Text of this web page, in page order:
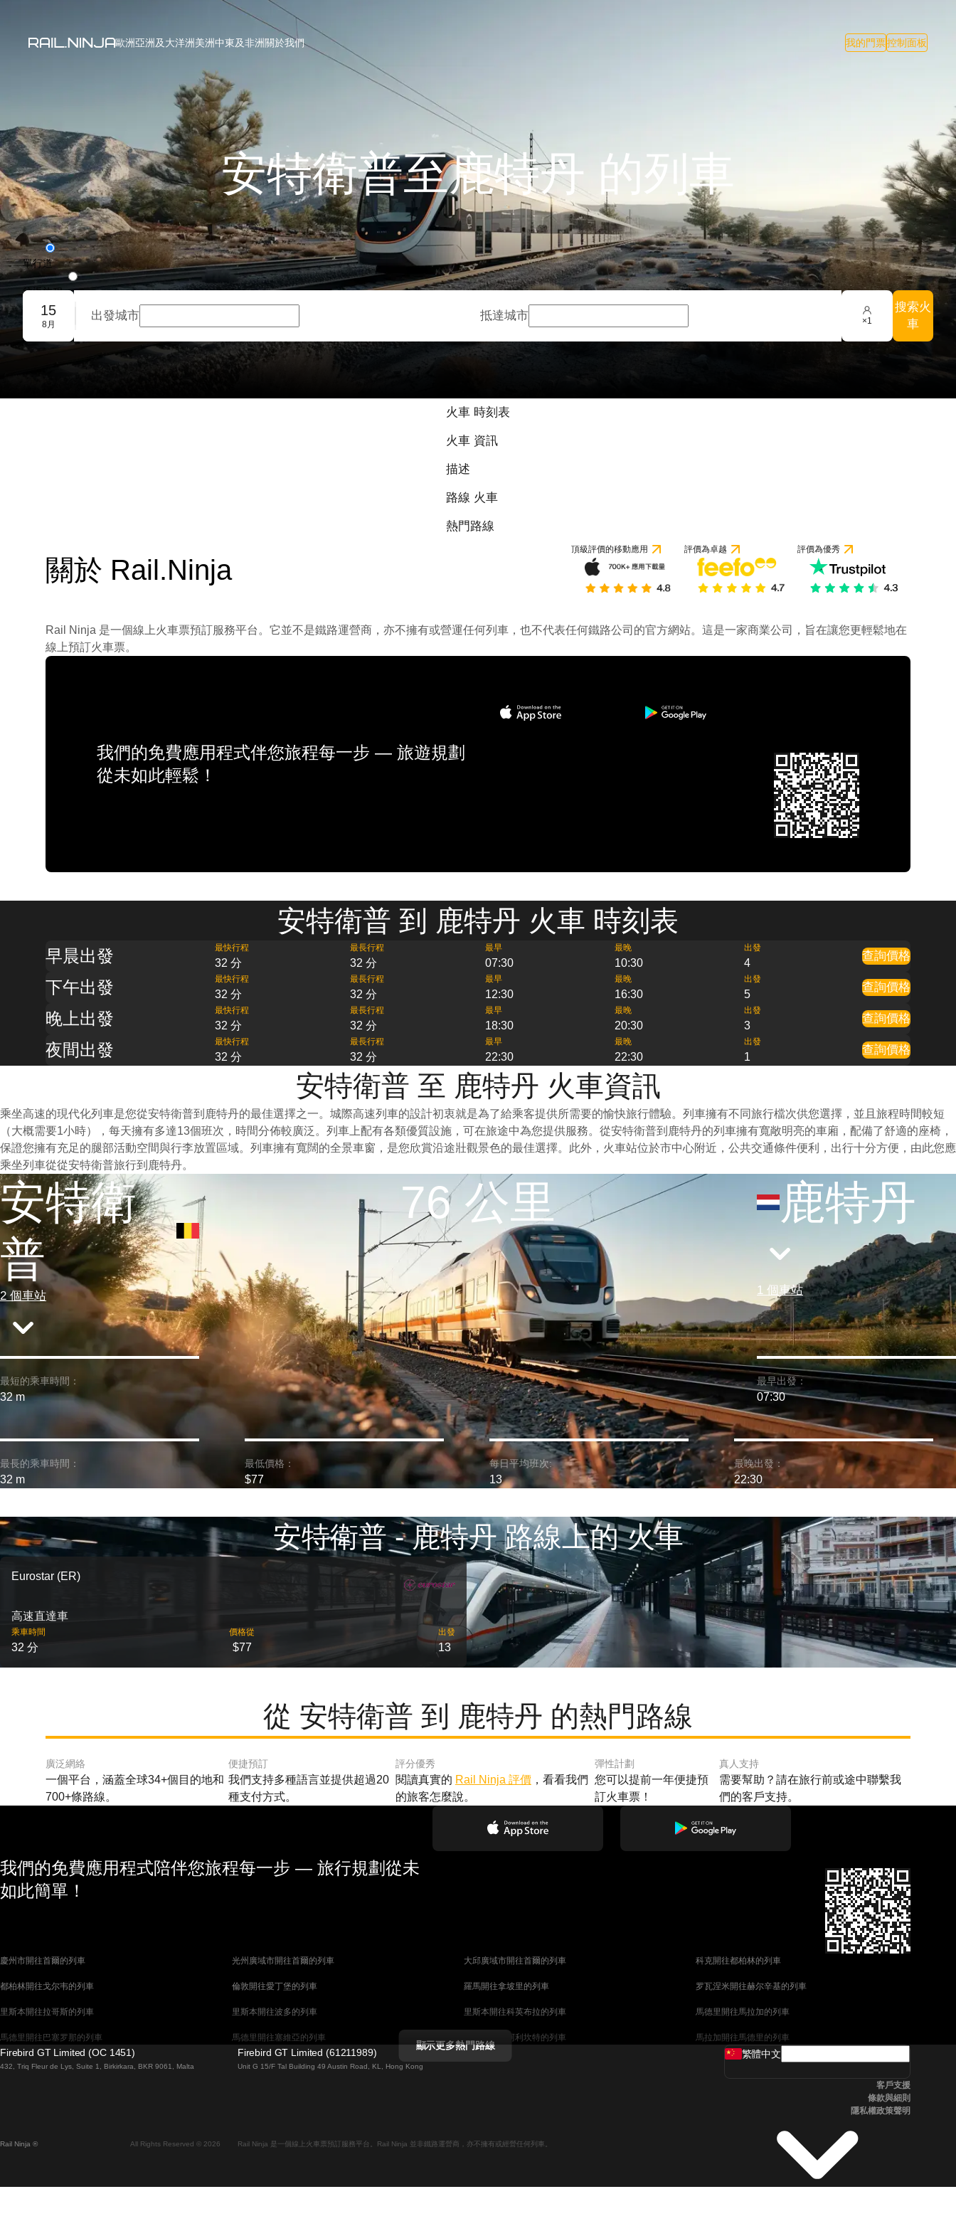
歐洲亞洲及大洋洲美洲中東及非洲關於我們 我的門票控制面板
安特衛普至鹿特丹 的列車
單行道
往返旅程
團體預訂
15
8月
出發城市 抵達城市 ×1
搜索火
車
火車 時刻表
火車 資訊
描述
路線 火車
熱門路線
關於 Rail.Ninja
頂級評價的移動應用 評價為卓越 評價為優秀
Rail Ninja 是一個線上火車票預訂服務平台。它並不是鐵路運營商，亦不擁有或營運任何列車，也不代表任何鐵路公司的官方網站。這是一家商業公司，旨在讓您更輕鬆地在
線上預訂火車票。
我們的免費應用程式伴您旅程每一步 — 旅遊規劃
從未如此輕鬆！
安特衛普 到 鹿特丹 火車 時刻表
早晨出發 最快行程
32 分
最長行程
32 分
最早
07:30
最晚
10:30
出發
4
查詢價格
下午出發 最快行程
32 分
最長行程
32 分
最早
12:30
最晚
16:30
出發
5
查詢價格
晚上出發 最快行程
32 分
最長行程
32 分
最早
18:30
最晚
20:30
出發
3
查詢價格
夜間出發 最快行程
32 分
最長行程
32 分
最早
22:30
最晚
22:30
出發
1
查詢價格
安特衛普 至 鹿特丹 火車資訊
乘坐高速的現代化列車是您從安特衛普到鹿特丹的最佳選擇之一。城際高速列車的設計初衷就是為了給乘客提供所需要的愉快旅行體驗。列車擁有不同旅行檔次供您選擇，並且旅程時間較短
（大概需要1小時），每天擁有多達13個班次，時間分佈較廣泛。列車上配有各類優質設施，可在旅途中為您提供服務。從安特衛普到鹿特丹的列車擁有寬敞明亮的車廂，配備了舒適的座椅，
保證您擁有充足的腿部活動空間與行李放置區域。列車擁有寬闊的全景車窗，是您欣賞沿途壯觀景色的最佳選擇。此外，火車站位於市中心附近，公共交通條件便利，出行十分方便，由此您應
乘坐列車從從安特衛普旅行到鹿特丹。
安特衛
普
2 個車站
76 公里 鹿特丹
1 個車站
最短的乘車時間：
32 m
最早出發：
07:30
最長的乘車時間：
32 m
最低價格：
$77
每日平均班次:
13
最晚出發：
22:30
安特衛普 - 鹿特丹 路線上的 火車
Eurostar (ER)
高速直達車
乘車時間
32 分
價格從
$77
出發
13
從 安特衛普 到 鹿特丹 的熱門路線
9.2 / 10 基於 1 條評論
廣泛網絡
一個平台，涵蓋全球34+個目的地和
700+條路線。
便捷預訂
我們支持多種語言並提供超過20
種支付方式。
評分優秀
閱讀真實的 Rail Ninja 評價，看看我們
的旅客怎麼說。
彈性計劃
您可以提前一年便捷預
訂火車票！
真人支持
需要幫助？請在旅行前或途中聯繫我
們的客戶支持。
我們的免費應用程式陪伴您旅程每一步 — 旅行規劃從未
如此簡單！
慶州市開往首爾的列車 光州廣域市開往首爾的列車 大邱廣域市開往首爾的列車 科克開往都柏林的列車
都柏林開往戈尔韦的列車 倫敦開往愛丁堡的列車 羅馬開往拿坡里的列車 罗瓦涅米開往赫尔辛基的列車
里斯本開往拉哥斯的列車 里斯本開往波多的列車 里斯本開往科英布拉的列車 馬德里開往馬拉加的列車
馬德里開往巴塞罗那的列車 馬德里開往塞維亞的列車 馬德里開往阿利坎特的列車 馬拉加開往馬德里的列車
巴塞罗那開往馬德里的列車 巴塞罗那開往塞維亞的列車 威尼斯開往佛羅倫斯的列車
首爾開往蔚山廣域市的列車 首爾開往大邱廣域市的列車 首爾開往釜山的列車 斯德哥爾摩開往哥本哈根的列車
中央車站開往卑尔根的列車
顯示更多熱門路線
Firebird GT Limited (OC 1451)
432, Triq Fleur de Lys, Suite 1, Birkirkara, BKR 9061, Malta
Firebird GT Limited (61211989)
Unit G 15/F Tal Building 49 Austin Road, KL, Hong Kong
Rail Ninja ® All Rights Reserved © 2026 Rail Ninja 是一個線上火車票預訂服務平台。Rail Ninja 並非鐵路運營商，亦不擁有或經營任何列車。
繁體中文
客戶支援
條款與細則
隱私權政策聲明